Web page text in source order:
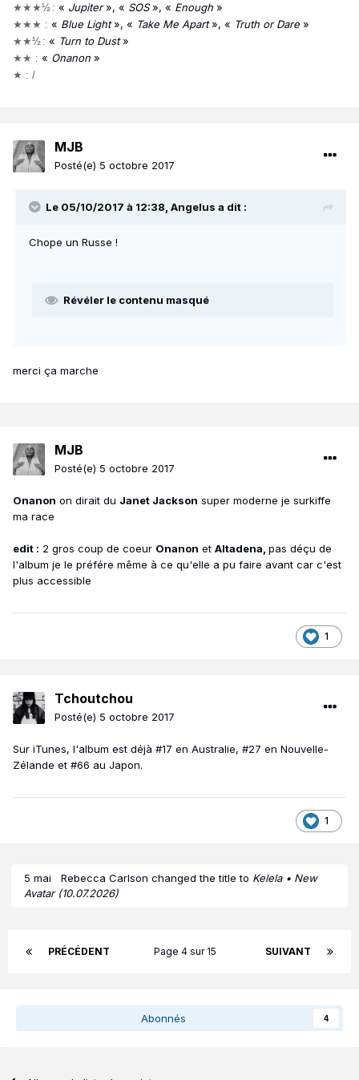
★★★½ : « Jupiter», « SOS», « Enough »
★★★ : « Blue Light», « Take Me Apart», « Truth or Dare »
★★½ : « Turn to Dust»
★★ : « Onanon »
★ : /
MJB
Posté(e) 5 octobre 2017
Le 05/10/2017 à 12:38, Angelus a dit :
Chope un Russe !
Révéler le contenu masqué
merci ça marche
MJB
Posté(e) 5 octobre 2017
Onanon on dirait du Janet Jackson super moderne je surkiffe
ma race
edit : 2 gros coup de coeur Onanon et Altadena, pas déçu de
l'album je le préfére même à ce qu'elle a pu faire avant car c'est
plus accessible
1
Tchoutchou
Posté(e) 5 octobre 2017
Sur iTunes, l'album est déjà #17 en Australie, #27 en Nouvelle-
Zélande et #66 au Japon.
1
5 mai Rebecca Carlson changed the title to Kelela • New
Avatar (10.07.2026)
PRÉCÉDENT SUIVANT
Page 4 sur 15
Abonnés 4